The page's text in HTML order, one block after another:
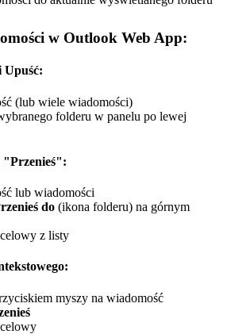
w Outlook Web App:
Upuść:
(lub wiele wiadomości)
folderu w panelu po lewej
"Przenieś":
lub wiadomości
do (ikona folderu) na górnym
z listy
myszy na wiadomość